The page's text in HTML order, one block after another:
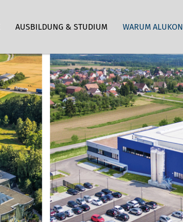
AUSBILDUNG & STUDIUM WARUM ALUKON